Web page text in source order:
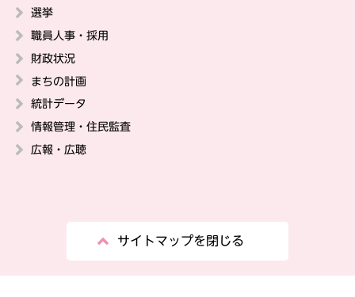
選挙
職員人事・採用
財政状況
まちの計画
統計データ
情報管理・住民監査
広報・広聴
サイトマップを閉じる